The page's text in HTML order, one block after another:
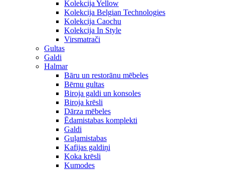
Kolekcija Yellow
Kolekcija Belgian Technologies
Kolekcija Caochu
Kolekcija In Style
Virsmatrači
Gultas
Galdi
Halmar
Bāru un restorānu mēbeles
Bērnu gultas
Biroja galdi un konsoles
Biroja krēsli
Dārza mēbeles
Ēdamistabas komplekti
Galdi
Guļamistabas
Kafijas galdiņi
Koka krēsli
Kumodes